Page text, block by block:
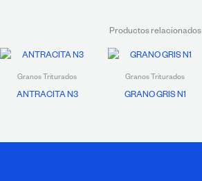
Productos relacionados
Granos Triturados
ANTRACITA N3
Granos Triturados
GRANO GRIS N1